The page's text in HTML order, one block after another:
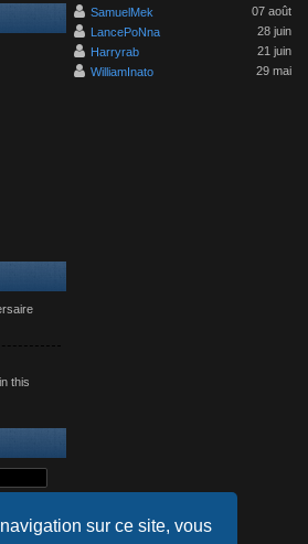
sur ce site, vous
this
SamuelMek
07 août
LancePoNna
28 juin
Harryrab
21 juin
WilliamInato
29 mai